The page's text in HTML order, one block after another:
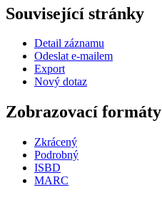
Související stránky
Detail záznamu
Odeslat e-mailem
Export
Nový dotaz
Zobrazovací formáty
Zkrácený
Podrobný
ISBD
MARC